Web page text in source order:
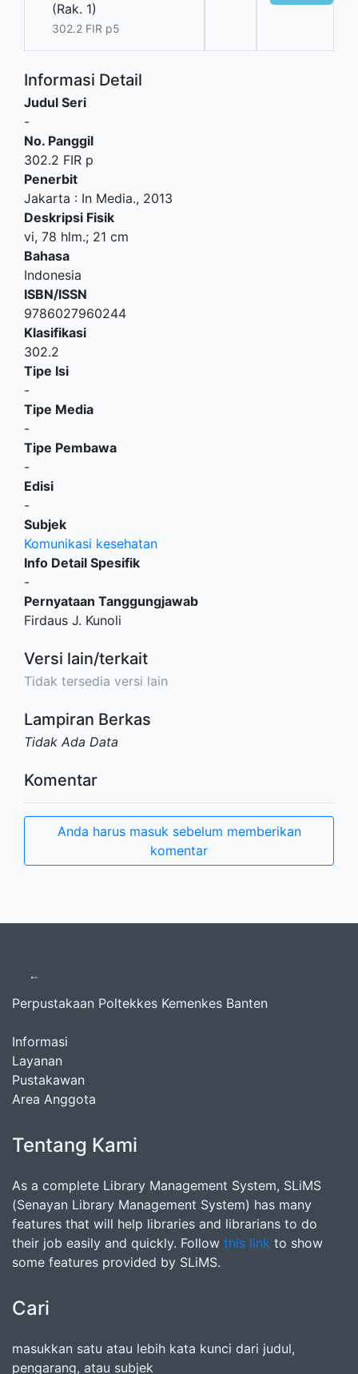
(Rak. 1)
302.2 FIR p5
Informasi Detail
Judul Seri
-
No. Panggil
302.2 FIR p
Penerbit
Jakarta : In Media., 2013
Deskripsi Fisik
vi, 78 hlm.; 21 cm
Bahasa
Indonesia
ISBN/ISSN
9786027960244
Klasifikasi
302.2
Tipe Isi
-
Tipe Media
-
Tipe Pembawa
-
Edisi
-
Subjek
Komunikasi kesehatan
Info Detail Spesifik
-
Pernyataan Tanggungjawab
Firdaus J. Kunoli
Versi lain/terkait
Tidak tersedia versi lain
Lampiran Berkas
Tidak Ada Data
Komentar
Anda harus masuk sebelum memberikan
komentar
Perpustakaan Poltekkes Kemenkes Banten
Informasi
Layanan
Pustakawan
Area Anggota
Tentang Kami
As a complete Library Management System, SLiMS
(Senayan Library Management System) has many
features that will help libraries and librarians to do
their job easily and quickly. Follow this link to show
some features provided by SLiMS.
Cari
masukkan satu atau lebih kata kunci dari judul,
pengarang, atau subjek